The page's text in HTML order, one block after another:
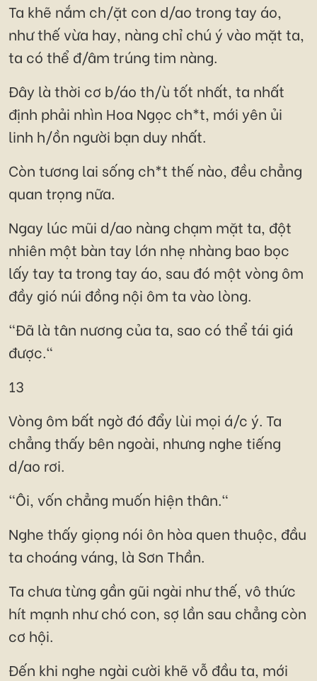
Ta khẽ nắm ch/ặt con d/ao trong tay áo,
như thế vừa hay, nàng chỉ chú ý vào mặt ta,
ta có thể đ/âm trúng tim nàng.
Đây là thời cơ b/áo th/ù tốt nhất, ta nhất
định phải nhìn Hoa Ngọc ch*t, mới yên ủi
linh h/ồn người bạn duy nhất.
Còn tương lai sống ch*t thế nào, đều chẳng
quan trọng nữa.
Ngay lúc mũi d/ao nàng chạm mặt ta, đột
nhiên một bàn tay lớn nhẹ nhàng bao bọc
lấy tay ta trong tay áo, sau đó một vòng ôm
đầy gió núi đồng nội ôm ta vào lòng.
"Đã là tân nương của ta, sao có thể tái giá
được."
13
Vòng ôm bất ngờ đó đẩy lùi mọi á/c ý. Ta
chẳng thấy bên ngoài, nhưng nghe tiếng
d/ao rơi.
"Ôi, vốn chẳng muốn hiện thân."
Nghe thấy giọng nói ôn hòa quen thuộc, đầu
ta choáng váng, là Sơn Thần.
Ta chưa từng gần gũi ngài như thế, vô thức
hít mạnh như chó con, sợ lần sau chẳng còn
cơ hội.
Đến khi nghe ngài cười khẽ vỗ đầu ta, mới